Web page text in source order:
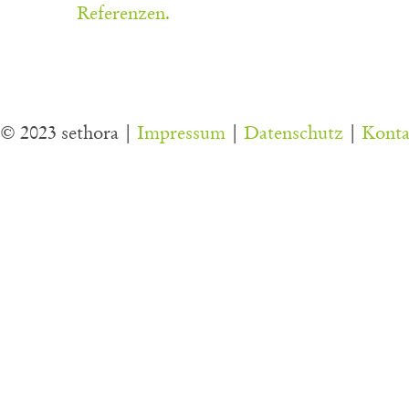
Referenzen.
© 2023 sethora | Impressum | Datenschutz |